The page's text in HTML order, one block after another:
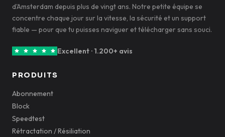
d'Amsterdam depuis plus de vingt ans. Notre petite équipe se
concentre chaque jour sur la vitesse, la sécurité et un support
fiable — pour que tu puisses naviguer et télécharger sans souci.
Excellent · 1.200+ avis
PRODUITS
Abonnement
Block
Speedtest
Rétractation / Résiliation